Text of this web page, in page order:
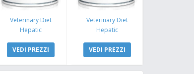
Veterinary Diet
Hepatic
VEDI PREZZI
Veterinary Diet
Hepatic
VEDI PREZZI